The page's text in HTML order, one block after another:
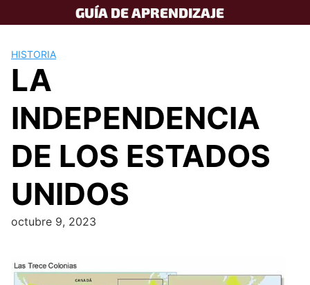
to
GUÍA DE APRENDIZAJE
HISTORIA
LA
INDEPENDENCIA
DE LOS ESTADOS
UNIDOS
octubre 9, 2023